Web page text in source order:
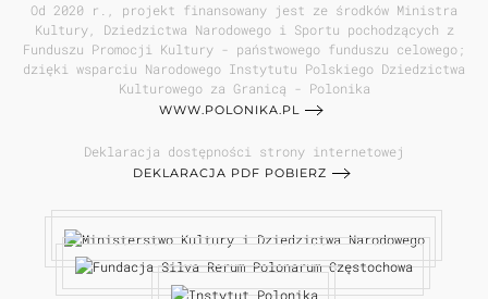
Od 2020 r., projekt finansowany jest ze środków Ministra
Kultury, Dziedzictwa Narodowego i Sportu pochodzących z
Funduszu Promocji Kultury - państwowego funduszu celowego;
dzięki wsparciu Narodowego Instytutu Polskiego Dziedzictwa
Kulturowego za Granicą - Polonika
WWW.POLONIKA.PL
Deklaracja dostępności strony internetowej
DEKLARACJA PDF POBIERZ